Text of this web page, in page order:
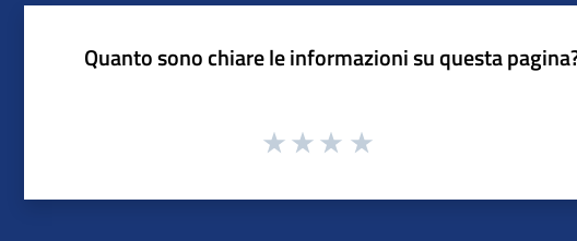
Quanto sono chiare le informazioni su questa